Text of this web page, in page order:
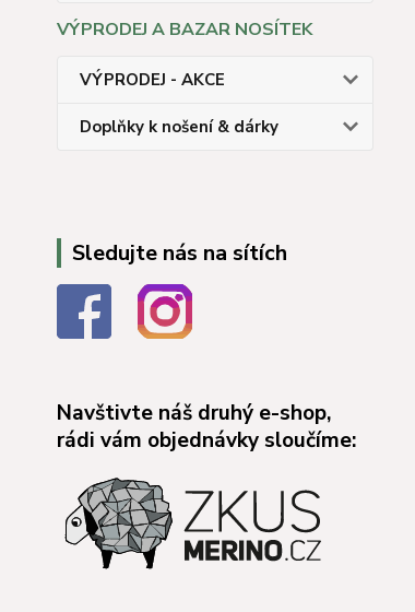
VÝPRODEJ A BAZAR NOSÍTEK
VÝPRODEJ - AKCE
Doplňky k nošení & dárky
Sledujte nás na sítích
Navštivte náš druhý e-shop,
rádi vám objednávky sloučíme: